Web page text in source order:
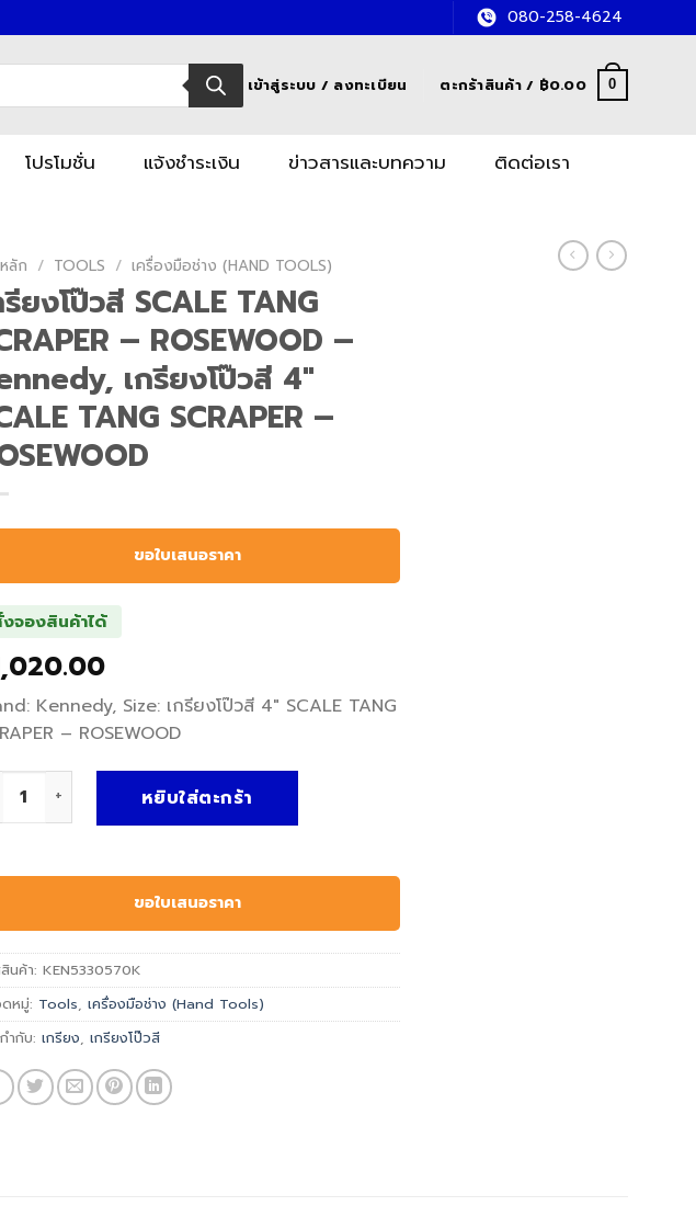
080-258-4624
เข้าสู่ระบบ / ลงทะเบียน ตะกร้าสินค้า / ฿0.00 0
โปรโมชั่น แจ้งชำระเงิน ข่าวสารและบทความ ติดต่อเรา
ลัก / TOOLS / เครื่องมือช่าง (HAND TOOLS)
รียงโป๊วสี SCALE TANG
– ROSEWOOD –
เกรียงโป๊วสี 4″
TANG SCRAPER –
ขอใบเสนอราคา
จองสินค้าได้
Kennedy, Size: เกรียงโป๊วสี 4″ SCALE TANG
– ROSEWOOD
หยิบใส่ตะกร้า
ขอใบเสนอราคา
นค้า: KEN5330570K
หมู่: Tools, เครื่องมือช่าง (Hand Tools)
ำกับ: เกรียง, เกรียงโป๊วสี